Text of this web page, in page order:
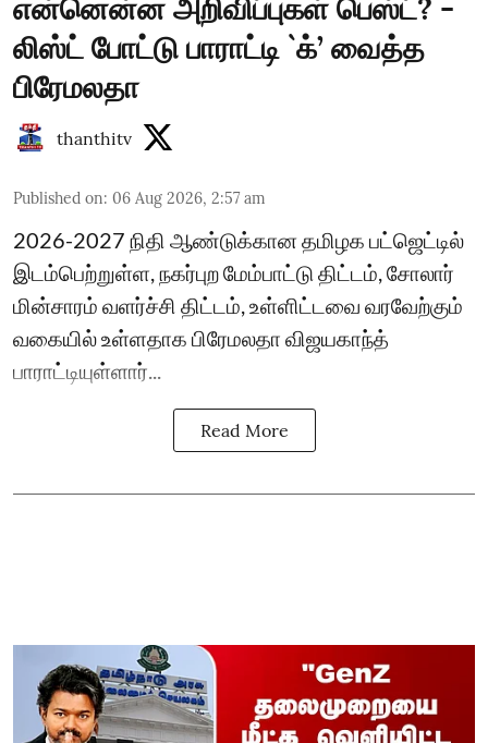
என்னென்ன அறிவிப்புகள் பெஸ்ட்? -
லிஸ்ட் போட்டு பாராட்டி `க்’ வைத்த
பிரேமலதா
thanthitv
Published on: 06 Aug 2026, 2:57 am
2026-2027 நிதி ஆண்டுக்கான தமிழக பட்ஜெட்டில்
இடம்பெற்றுள்ள, நகர்புற மேம்பாட்டு திட்டம், சோலார்
மின்சாரம் வளர்ச்சி திட்டம், உள்ளிட்டவை வரவேற்கும்
வகையில் உள்ளதாக பிரேமலதா விஜயகாந்த்
பாராட்டியுள்ளார்...
Read More